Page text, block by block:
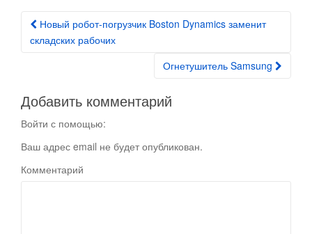
Post navigation
Новый робот-погрузчик Boston Dynamics заменит
складских рабочих
Огнетушитель Samsung
Добавить комментарий
Войти с помощью:
Ваш адрес email не будет опубликован.
Комментарий